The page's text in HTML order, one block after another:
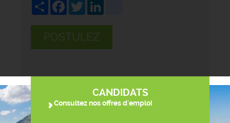
ShareFacebook
Twitter
POSTULEZ
CANDIDATS
Consultez nos offres d'emploi